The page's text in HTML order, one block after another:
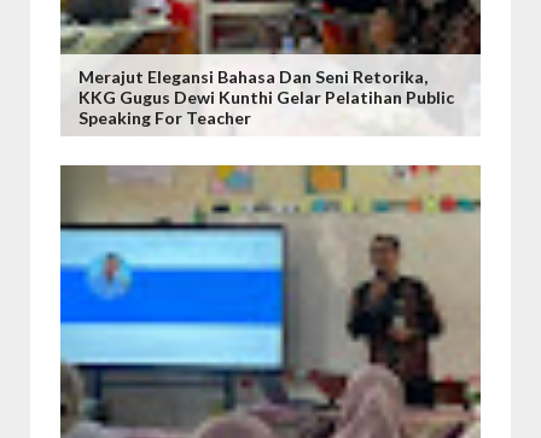
Merajut Elegansi Bahasa Dan Seni Retorika,
KKG Gugus Dewi Kunthi Gelar Pelatihan Public
Speaking For Teacher